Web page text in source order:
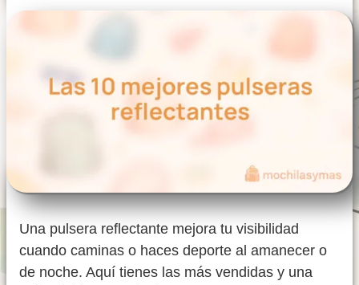
Una pulsera reflectante mejora tu visibilidad
cuando caminas o haces deporte al amanecer o
de noche. Aquí tienes las más vendidas y una